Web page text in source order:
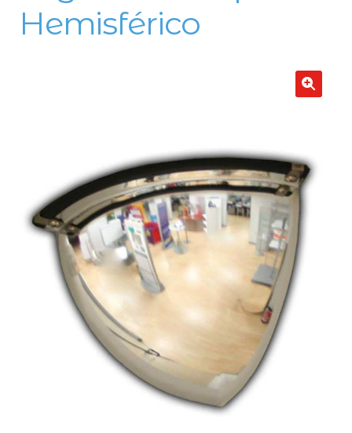
Hemisférico